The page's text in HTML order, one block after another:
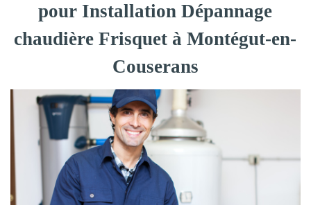
pour Installation Dépannage
chaudière Frisquet à Montégut-en-
Couserans